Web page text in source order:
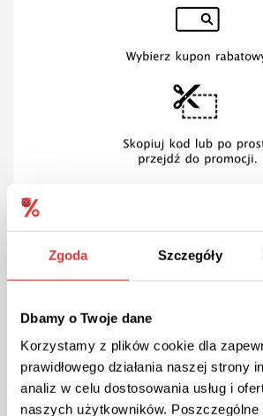
Zgoda Szczegóły
Dbamy o Twoje dane
Korzystamy z plików cookie dla
prawidłowego działania naszej strony
analiz w celu dostosowania usług i
naszych użytkowników. Poszczególne